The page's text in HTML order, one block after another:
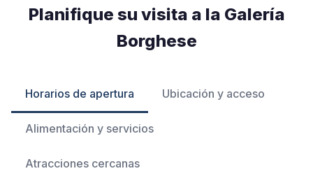
Planifique su visita a la Galería
Borghese
Horarios de apertura Ubicación y acceso
Alimentación y servicios
Atracciones cercanas